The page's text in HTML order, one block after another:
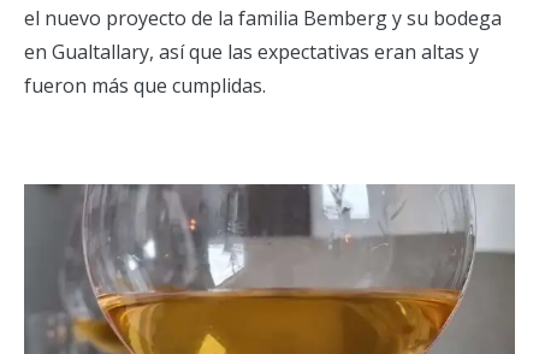
el nuevo proyecto de la familia Bemberg y su bodega
en Gualtallary, así que las expectativas eran altas y
fueron más que cumplidas.